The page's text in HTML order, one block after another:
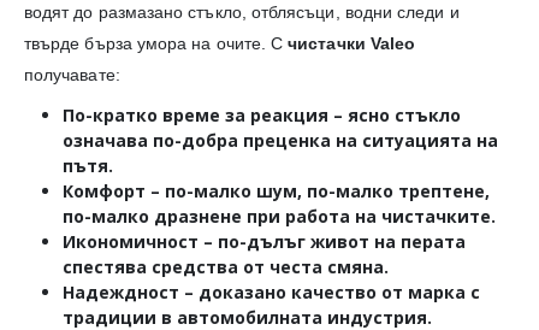
водят до размазано стъкло, отблясъци, водни следи и
твърде бърза умора на очите. Счистачки Valeo
получавате:
По-кратко време за реакция – ясно стъкло
означава по-добра преценка на ситуацията на
пътя.
Комфорт – по-малко шум, по-малко трептене,
по-малко дразнене при работа на чистачките.
Икономичност – по-дълъг живот на перата
спестява средства от честа смяна.
Надеждност – доказано качество от марка с
традиции в автомобилната индустрия.